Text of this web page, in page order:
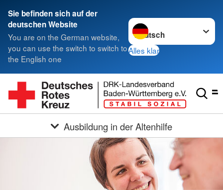
Sie befinden sich auf der
deutschen Website
You are on the German website,
you can use the switch to switch to
the English one
Sprache wechseln zu
Alles klar
Ausbildung in der Altenhilfe